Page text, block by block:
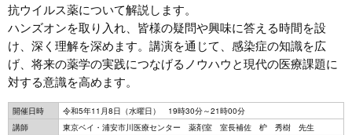
抗ウイルス薬について解説します。
ハンズオンを取り入れ、皆様の疑問や興味に答える時間を設
け、深く理解を深めます。講演を通じて、感染症の知識を広
げ、将来の薬学の実践につなげるノウハウと現代の医療課題に
対する意識を高めます。
開催日時
令和5年11月8日（水曜日） 19時30分～21時00分
講師
東京ベイ・浦安市川医療センター 薬剤室 室長補佐 枦 秀樹 先生